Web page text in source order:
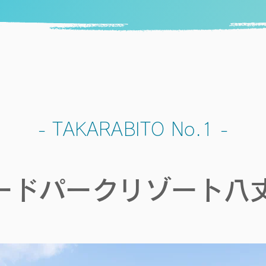
- TAKARABITO No.1 -
ドパークリゾート八